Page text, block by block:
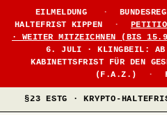
EILMELDUNG ·
HALTEFRIST KIPPEN
·
· WEITER MITZEICHNEN (BIS
6. JULI · KLINGBEIL: AB
KABINETTSFRIST FÜR DEN
(F.A.Z.)
·
§23 ESTG · KRYPTO-